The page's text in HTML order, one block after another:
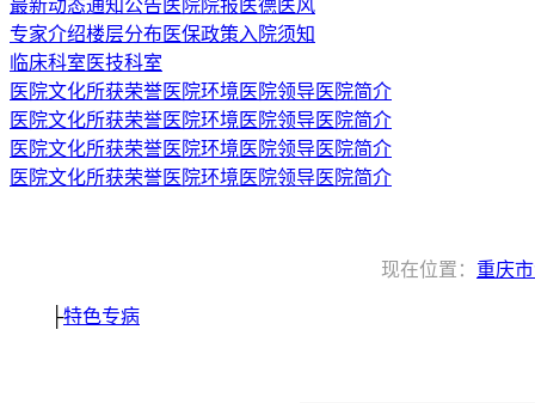
最新动态通知公告 医院院报 医德医风
专家介绍楼层分布 医保政策 入院须知
临床科室 医技科室
医院文化所获荣誉医院环境 医院领导医院简介
医院文化所获荣誉医院环境 医院领导医院简介
医院文化所获荣誉医院环境 医院领导医院简介
医院文化所获荣誉医院环境 医院领导医院简介
├特色专病
现在位置： 重庆